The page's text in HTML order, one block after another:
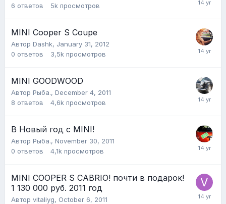
6 ответов 5k просмотров
MINI Cooper S Coupe
Автор Dashk, January 31, 2012
0 ответов 3,5k просмотров
MINI GOODWOOD
Автор Рыба., December 4, 2011
8 ответов 4,6k просмотров
В Новый год с MINI!
Автор Рыба., November 30, 2011
0 ответов 4,1k просмотров
MINI COOPER S CABRIO! почти в подарок!
1 130 000 руб. 2011 год
Автор vitaliyg, October 6, 2011